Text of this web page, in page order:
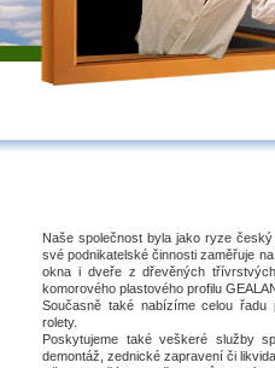
Naše společnost byla jako ryze
své podnikatelské činnosti zaměřuje
okna i dveře z dřevěných
komorového plastového profilu
Současně také nabízíme celou
rolety.
Poskytujeme také veškeré služby
demontáž, zednické zapravení či